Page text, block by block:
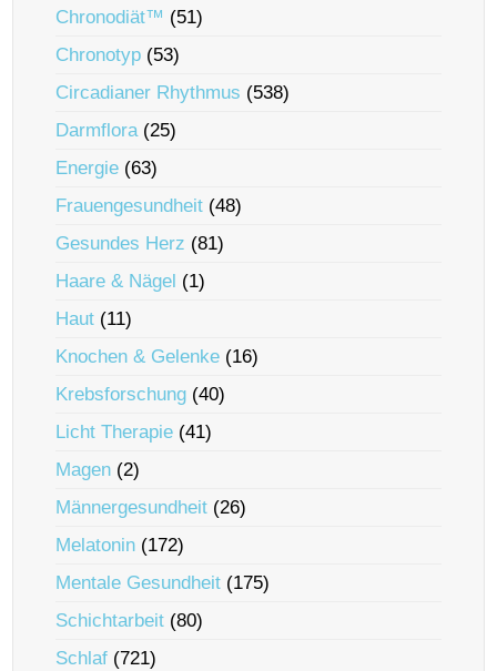
Chronodiät™ (51)
Chronotyp (53)
Circadianer Rhythmus (538)
Darmflora(25)
Energie (63)
Frauengesundheit (48)
Gesundes Herz (81)
Haare & Nägel (1)
Haut (11)
Knochen & Gelenke (16)
Krebsforschung (40)
Licht Therapie (41)
Magen (2)
Männergesundheit (26)
Melatonin (172)
Mentale Gesundheit (175)
Schichtarbeit (80)
Schlaf (721)